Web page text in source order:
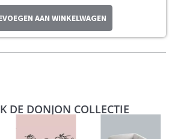
AAN WINKELWAGEN
DE DONJON COLLECTIE